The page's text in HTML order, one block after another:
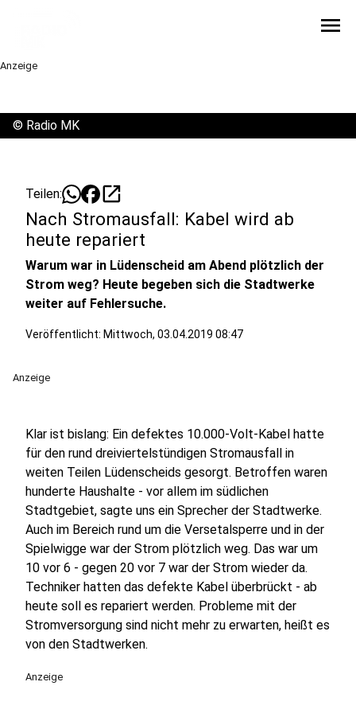
menu
Anzeige
© Radio MK
Teilen: open_in_new
Nach Stromausfall: Kabel wird ab
heute repariert
Warum war in Lüdenscheid am Abend plötzlich der
Strom weg? Heute begeben sich die Stadtwerke
weiter auf Fehlersuche.
Veröffentlicht: Mittwoch, 03.04.2019 08:47
Anzeige
Klar ist bislang: Ein defektes 10.000-Volt-Kabel hatte
für den rund dreiviertelstündigen Stromausfall in
weiten Teilen Lüdenscheids gesorgt. Betroffen waren
hunderte Haushalte - vor allem im südlichen
Stadtgebiet, sagte uns ein Sprecher der Stadtwerke.
Auch im Bereich rund um die Versetalsperre und in der
Spielwigge war der Strom plötzlich weg. Das war um
10 vor 6 - gegen 20 vor 7 war der Strom wieder da.
Techniker hatten das defekte Kabel überbrückt - ab
heute soll es repariert werden. Probleme mit der
Stromversorgung sind nicht mehr zu erwarten, heißt es
von den Stadtwerken.
Anzeige